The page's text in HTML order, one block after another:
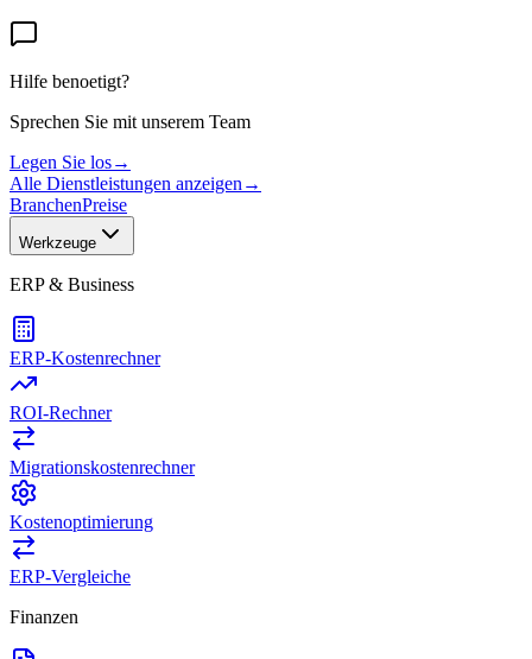
Hilfe benoetigt?
Sprechen Sie mit unserem Team
Legen Sie los→
Alle Dienstleistungen anzeigen →
BranchenPreise
Werkzeuge
ERP & Business
ERP-Kostenrechner
ROI-Rechner
Migrationskostenrechner
Kostenoptimierung
ERP-Vergleiche
Finanzen